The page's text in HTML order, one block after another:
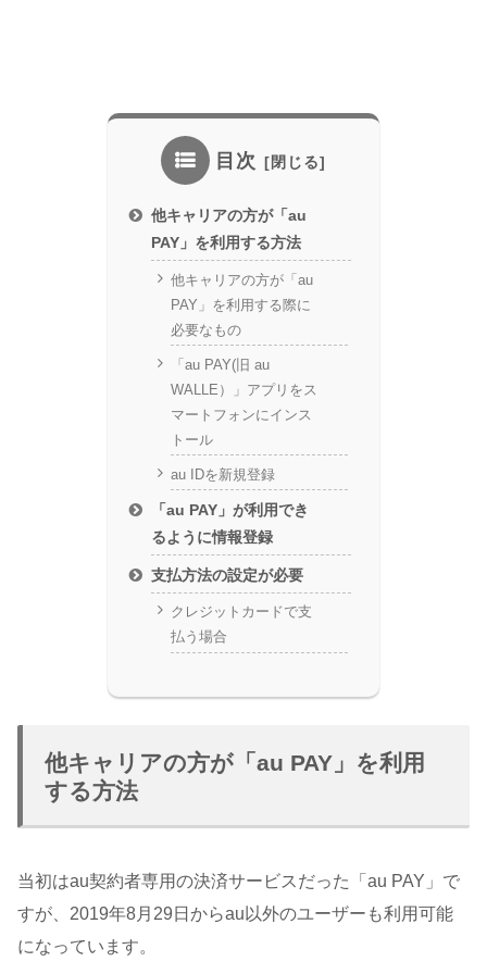
目次
他キャリアの方が「au
PAY」を利用する方法
他キャリアの方が「au
PAY」を利用する際に
必要なもの
「au PAY(旧 au
WALLE）」アプリをス
マートフォンにインス
トール
au IDを新規登録
「au PAY」が利用でき
るように情報登録
支払方法の設定が必要
クレジットカードで支
払う場合
他キャリアの方が「au PAY」を利用
する方法
当初はau契約者専用の決済サービスだった「au PAY」で
すが、2019年8月29日からau以外のユーザーも利用可能
になっています。